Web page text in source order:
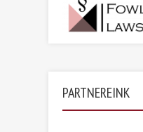
PARTNEREINK